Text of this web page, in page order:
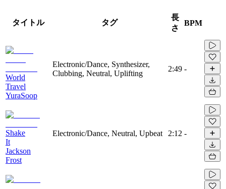
タイトル タグ
長
さ
BPM
World
Travel
YuraSoop
Electronic/Dance, Synthesizer,
Clubbing, Neutral, Uplifting
2:49 -
Shake
It
Jackson
Frost
Electronic/Dance, Neutral, Upbeat 2:12 -